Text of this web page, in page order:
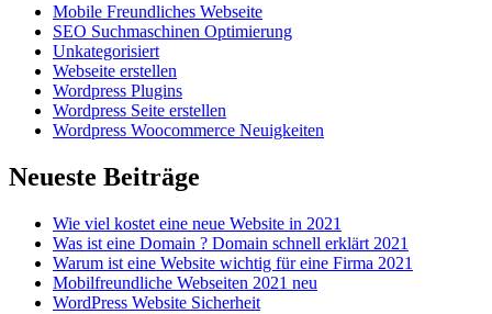
Mobile Freundliches Webseite
SEO Suchmaschinen Optimierung
Unkategorisiert
Webseite erstellen
Wordpress Plugins
Wordpress Seite erstellen
Wordpress Woocommerce Neuigkeiten
Neueste Beiträge
Wie viel kostet eine neue Website in 2021
Was ist eine Domain ? Domain schnell erklärt 2021
Warum ist eine Website wichtig für eine Firma 2021
Mobilfreundliche Webseiten 2021 neu
WordPress Website Sicherheit